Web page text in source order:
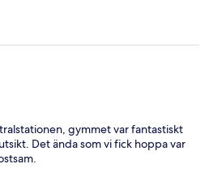
gymmet var fantastiskt
Det ända som vi fick hoppa var